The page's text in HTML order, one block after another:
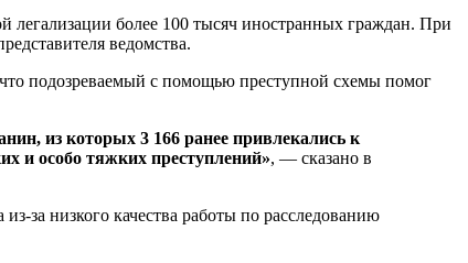
более 100 тысяч иностранных граждан. При
ведомства.
подозреваемый с помощью преступной схемы помог
из которых 3 166 ранее привлекались к
и особо тяжких преступлений», — сказано в
за низкого качества работы по расследованию